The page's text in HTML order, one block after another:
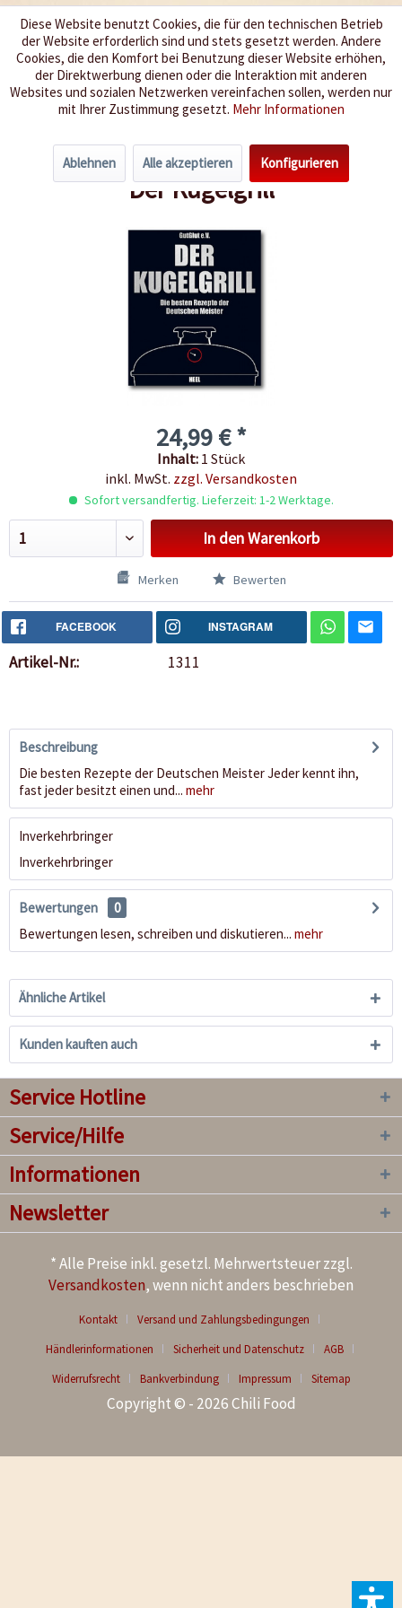
Wir würzen Ihr Leben
Menü
Übersicht Bücher
Der Kugelgrill
24,99 € *
Inhalt: 1 Stück
inkl. MwSt. zzgl. Versandkosten
Sofort versandfertig. Lieferzeit: 1-2 Werktage.
In denWarenkorb
Merken Bewerten
FACEBOOK INSTAGRAM
Artikel-Nr.: 1311
Beschreibung
Die besten Rezepte der Deutschen Meister Jeder kennt ihn,
fast jeder besitzt einen und... mehr
Inverkehrbringer
Inverkehrbringer
Bewertungen
0
Bewertungen lesen, schreiben und diskutieren... mehr
Ähnliche Artikel
Kunden kauften auch
Service Hotline
Service/Hilfe
Informationen
Newsletter
* Alle Preise inkl. gesetzl. Mehrwertsteuer zzgl.
Versandkosten, wenn nicht anders beschrieben
Kontakt
Versand und Zahlungsbedingungen
Händlerinformationen
Sicherheit und Datenschutz
AGB
Widerrufsrecht
Bankverbindung Impressum Sitemap
Copyright © - 2026 Chili Food
Diese Website benutzt Cookies, die für den technischen Betrieb
der Website erforderlich sind und stets gesetzt werden. Andere
Cookies, die den Komfort bei Benutzung dieser Website erhöhen,
der Direktwerbung dienen oder die Interaktion mit anderen
Websites und sozialen Netzwerken vereinfachen sollen, werden nur
mit Ihrer Zustimmung gesetzt. Mehr Informationen
Ablehnen Alle akzeptieren Konfigurieren